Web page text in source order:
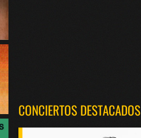
CONCIERTOS DESTACADOS